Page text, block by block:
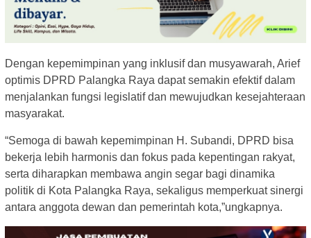
Dengan kepemimpinan yang inklusif dan musyawarah, Arief
optimis DPRD Palangka Raya dapat semakin efektif dalam
menjalankan fungsi legislatif dan mewujudkan kesejahteraan
masyarakat.
“Semoga di bawah kepemimpinan H. Subandi, DPRD bisa
bekerja lebih harmonis dan fokus pada kepentingan rakyat,
serta diharapkan membawa angin segar bagi dinamika
politik di Kota Palangka Raya, sekaligus memperkuat sinergi
antara anggota dewan dan pemerintah kota,”ungkapnya.